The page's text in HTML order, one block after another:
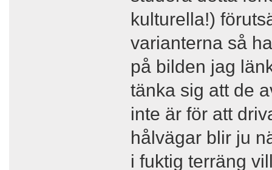
kulturella!)
varianterna så
på bilden jag
tänka sig att de
inte är för att
hålvägar blir ju
i fuktig terräng